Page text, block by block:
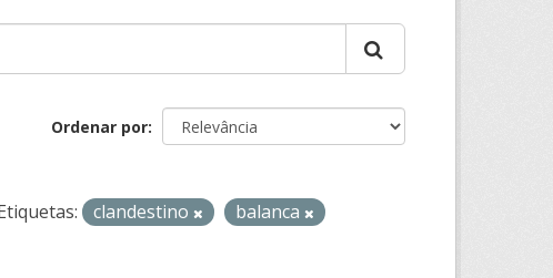
Ordenar por
clandestino
balanca